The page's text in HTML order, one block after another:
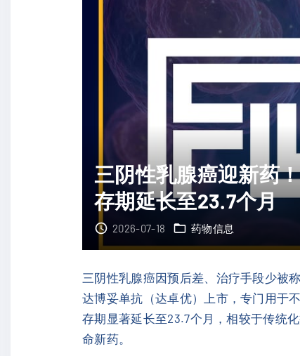
博
期
显
著
延
长
"
一
德
达
妥
抗
延
长
三阴性乳腺癌迎新药
存期延长至23.7个月
2026-07-18 药物信息
三阴性乳腺癌因预后差、治疗手段少被
达博妥单抗（达卓优）上市，专门用于
存期显著延长至23.7个月，相较于传统
命新药。